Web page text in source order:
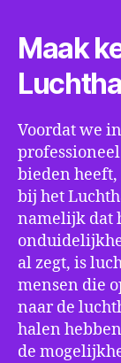
Maak
Voordat we
bieden heeft,
bij het
namelijk dat
al zegt, is
mensen die
naar de
halen
de